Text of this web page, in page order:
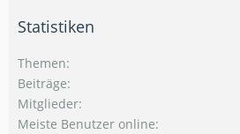
Statistiken
Themen
Beiträge
Mitglieder
Meiste Benutzer online